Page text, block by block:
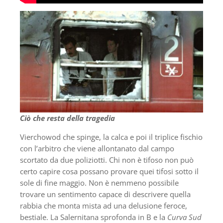
Ciò che resta della tragedia
Vierchowod che spinge, la calca e poi il triplice fischio
con l’arbitro che viene allontanato dal campo
scortato da due poliziotti. Chi non è tifoso non può
certo capire cosa possano provare quei tifosi sotto il
sole di fine maggio. Non è nemmeno possibile
trovare un sentimento capace di descrivere quella
rabbia che monta mista ad una delusione feroce,
bestiale. La Salernitana sprofonda in B e la Curva Sud